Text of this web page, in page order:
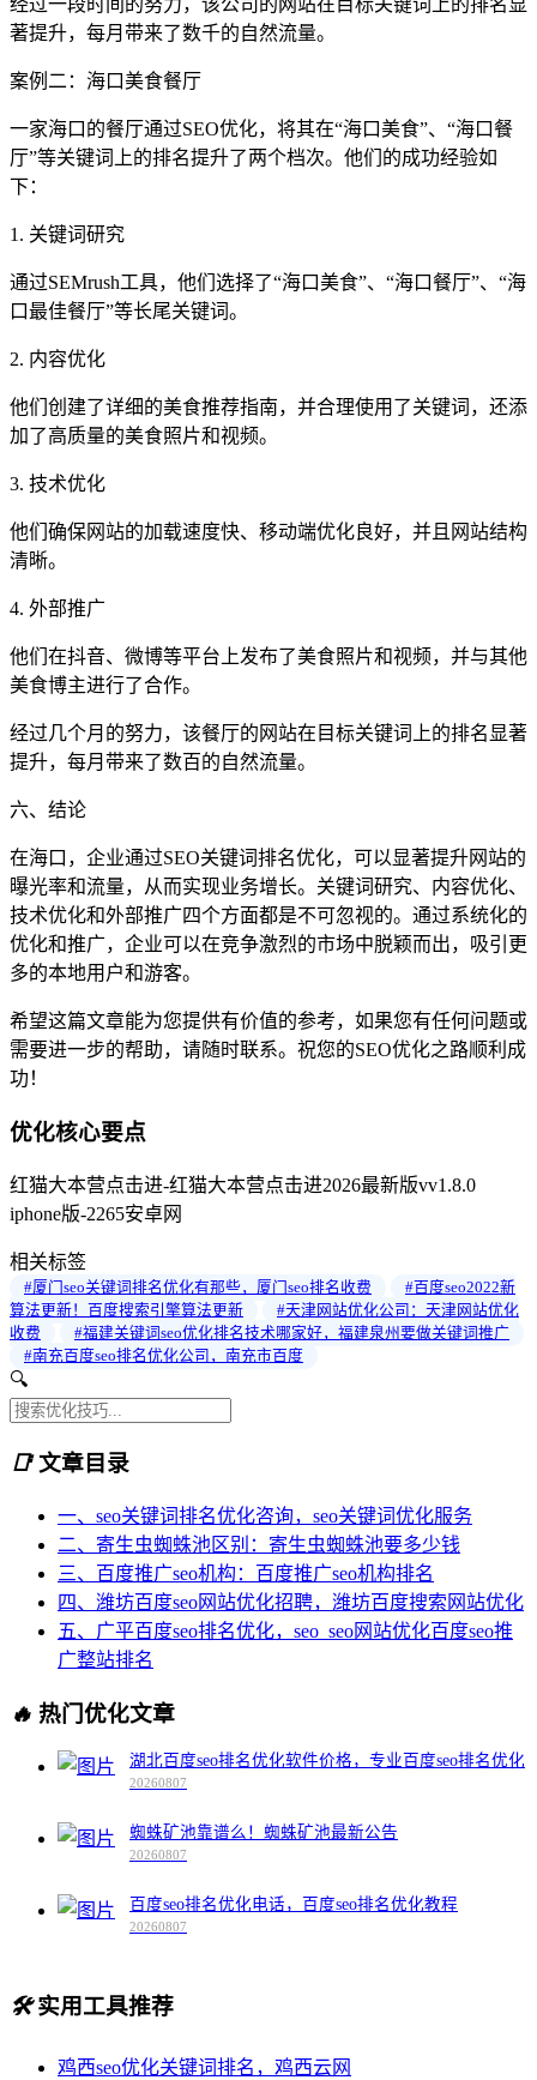
经过一段时间的努力，该公司的网站在目标关键词上的排名显
著提升，每月带来了数千的自然流量。
案例二：海口美食餐厅
一家海口的餐厅通过SEO优化，将其在“海口美食”、“海口餐
厅”等关键词上的排名提升了两个档次。他们的成功经验如
下：
1. 关键词研究
通过SEMrush工具，他们选择了“海口美食”、“海口餐厅”、“海
口最佳餐厅”等长尾关键词。
2. 内容优化
他们创建了详细的美食推荐指南，并合理使用了关键词，还添
加了高质量的美食照片和视频。
3. 技术优化
他们确保网站的加载速度快、移动端优化良好，并且网站结构
清晰。
4. 外部推广
他们在抖音、微博等平台上发布了美食照片和视频，并与其他
美食博主进行了合作。
经过几个月的努力，该餐厅的网站在目标关键词上的排名显著
提升，每月带来了数百的自然流量。
六、结论
在海口，企业通过SEO关键词排名优化，可以显著提升网站的
曝光率和流量，从而实现业务增长。关键词研究、内容优化、
技术优化和外部推广四个方面都是不可忽视的。通过系统化的
优化和推广，企业可以在竞争激烈的市场中脱颖而出，吸引更
多的本地用户和游客。
希望这篇文章能为您提供有价值的参考，如果您有任何问题或
需要进一步的帮助，请随时联系。祝您的SEO优化之路顺利成
功！
优化核心要点
红猫大本营点击进-红猫大本营点击进2026最新版vv1.8.0
iphone版-2265安卓网
相关标签
#厦门seo关键词排名优化有那些，厦门seo排名收费
#百度seo2022新
算法更新！百度搜索引擎算法更新
#天津网站优化公司：天津网站优化
收费
#福建关键词seo优化排名技术哪家好，福建泉州要做关键词推广
#南充百度seo排名优化公司，南充市百度
🔍
📑文章目录
一、seo关键词排名优化咨询，seo关键词优化服务
二、寄生虫蜘蛛池区别：寄生虫蜘蛛池要多少钱
三、百度推广seo机构：百度推广seo机构排名
四、潍坊百度seo网站优化招聘，潍坊百度搜索网站优化
五、广平百度seo排名优化，seo_seo网站优化百度seo推
广整站排名
🔥 热门优化文章
湖北百度seo排名优化软件价格，专业百度seo排名优化
20260807
蜘蛛矿池靠谱么！蜘蛛矿池最新公告
20260807
百度seo排名优化电话，百度seo排名优化教程
20260807
🛠️实用工具推荐
鸡西seo优化关键词排名，鸡西云网